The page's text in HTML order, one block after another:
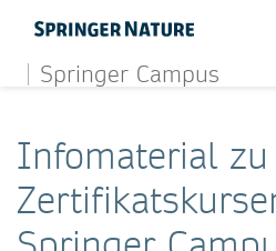
Springer Campus
Infomaterial zu